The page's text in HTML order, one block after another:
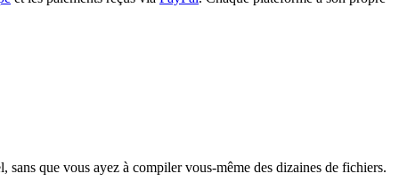
que vous ayez à compiler vous-même des dizaines de fichiers.